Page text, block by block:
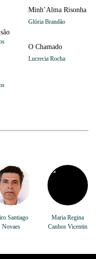
Minh’Alma Risonha
Glória Brandão
O Chamado
Lucrecia Rocha
Santiago
Novaes
Maria Regina
Canhos Vicentin